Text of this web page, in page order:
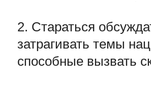
2. Стараться
затрагивать темы
способные вызвать